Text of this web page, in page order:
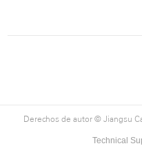
Derechos de autor © Jiangsu
Technical